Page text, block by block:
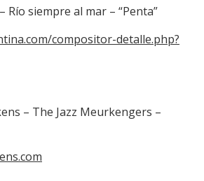
Río siempre al mar – “Penta”
compositor-detalle.php?
– The Jazz Meurkengers –